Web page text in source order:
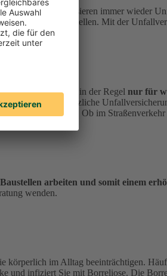
gerade hier passieren immer wieder
hohes Risiko
darstellen. Mit der
Unfallschutz in der Regel nur für
über die gesetzliche
Ihr Leben genießen. Ob im
arbeiten und somit einem
wenden.
körperlich im Alltag beeinträchtigen.
und infiziert Sie mit Borreliose. Die